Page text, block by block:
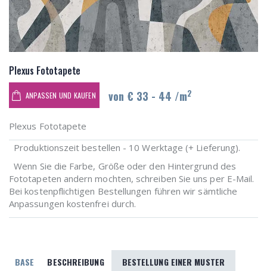
Plexus Fototapete
ANPASSEN UND KAUFEN von € 33 - 44 /m2
Plexus Fototapete
Produktionszeit bestellen - 10 Werktage (+ Lieferung).
Wenn Sie die Farbe, Größe oder den Hintergrund des
Fototapeten andern mochten, schreiben Sie uns per E-Mail.
Bei kostenpflichtigen Bestellungen führen wir sämtliche
Anpassungen kostenfrei durch.
BASE BESCHREIBUNG BESTELLUNG EINER MUSTER